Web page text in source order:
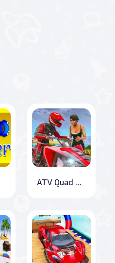
ATV Quad Bike Taksi Oyunu